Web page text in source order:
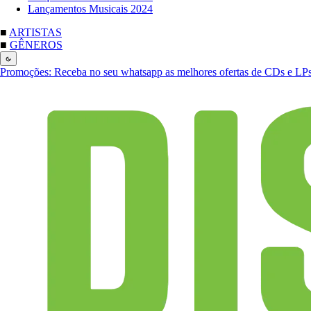
Lançamentos Musicais 2024
■ ARTISTAS
■ GÊNEROS
Promoções: Receba no seu whatsapp as melhores ofertas de CDs e